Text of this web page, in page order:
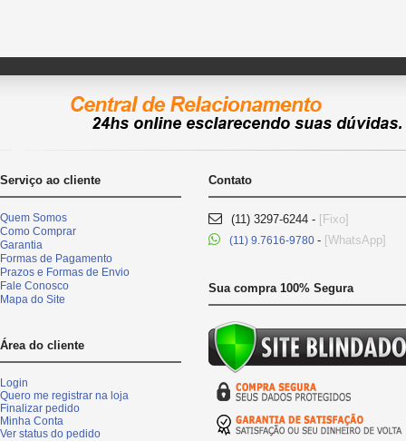
Serviço ao cliente
Quem Somos
Como Comprar
Garantia
Formas de Pagamento
Prazos e Formas de Envio
Fale Conosco
Mapa do Site
Área do cliente
Login
Quero me registrar na loja
Finalizar pedido
Minha Conta
Ver status do pedido
Contato
(11) 3297-6244 - [Fixo]
(11) 9.7616-9780 - [WhatsApp]
Sua compra 100% Segura